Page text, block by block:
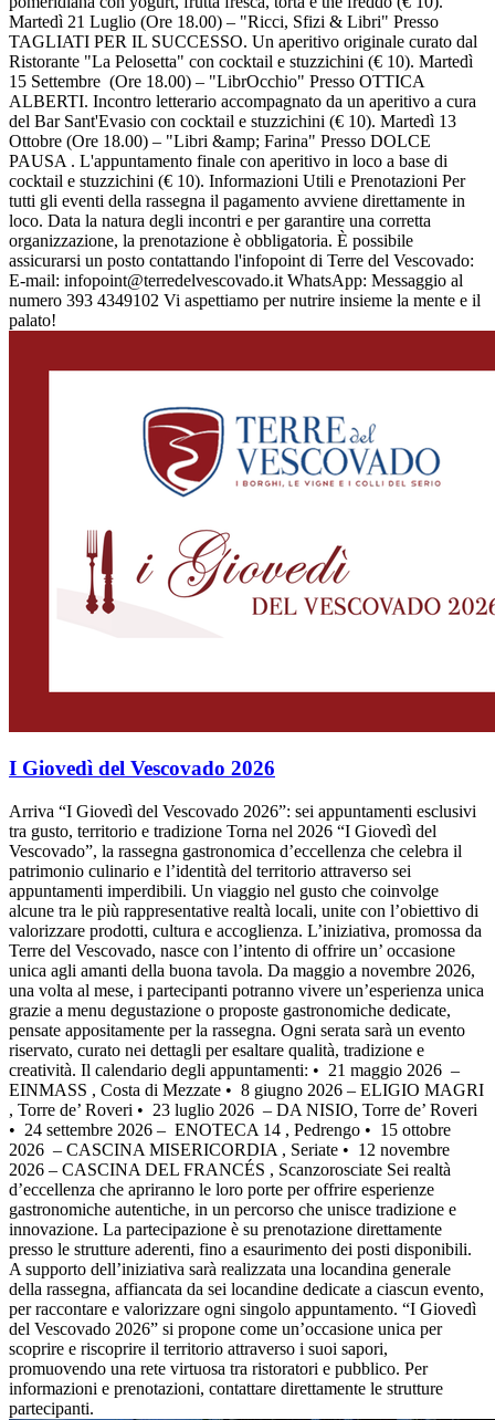
Martedì 21 Luglio (Ore 18.00) – "Ricci, Sfizi & Libri" Presso
TAGLIATI PER IL SUCCESSO. Un aperitivo originale curato dal
Ristorante "La Pelosetta" con cocktail e stuzzichini (€ 10). Martedì
15 Settembre (Ore 18.00) – "LibrOcchio" Presso OTTICA
ALBERTI. Incontro letterario accompagnato da un aperitivo a cura
del Bar Sant'Evasio con cocktail e stuzzichini (€ 10). Martedì 13
Ottobre (Ore 18.00) – "Libri &amp; Farina" Presso DOLCE
PAUSA . L'appuntamento finale con aperitivo in loco a base di
cocktail e stuzzichini (€ 10). Informazioni Utili e Prenotazioni Per
tutti gli eventi della rassegna il pagamento avviene direttamente in
loco. Data la natura degli incontri e per garantire una corretta
organizzazione, la prenotazione è obbligatoria. È possibile
assicurarsi un posto contattando l'infopoint di Terre del Vescovado:
E-mail: infopoint@terredelvescovado.it WhatsApp: Messaggio al
numero 393 4349102 Vi aspettiamo per nutrire insieme la mente e il
palato!
I Giovedì del Vescovado 2026
Arriva “I Giovedì del Vescovado 2026”: sei appuntamenti esclusivi
tra gusto, territorio e tradizione Torna nel 2026 “I Giovedì del
Vescovado”, la rassegna gastronomica d’eccellenza che celebra il
patrimonio culinario e l’identità del territorio attraverso sei
appuntamenti imperdibili. Un viaggio nel gusto che coinvolge
alcune tra le più rappresentative realtà locali, unite con l’obiettivo di
valorizzare prodotti, cultura e accoglienza. L’iniziativa, promossa da
Terre del Vescovado, nasce con l’intento di offrire un’ occasione
unica agli amanti della buona tavola. Da maggio a novembre 2026,
una volta al mese, i partecipanti potranno vivere un’esperienza unica
grazie a menu degustazione o proposte gastronomiche dedicate,
pensate appositamente per la rassegna. Ogni serata sarà un evento
riservato, curato nei dettagli per esaltare qualità, tradizione e
creatività. Il calendario degli appuntamenti: •⁠ ⁠ 21 maggio 2026 –
EINMASS , Costa di Mezzate •⁠ ⁠ 8 giugno 2026 – ELIGIO MAGRI
, Torre de’ Roveri •⁠ ⁠ 23 luglio 2026 – DA NISIO, Torre de’ Roveri
•⁠ ⁠ 24 settembre 2026 – ENOTECA 14 , Pedrengo •⁠ ⁠ 15 ottobre
2026 – CASCINA MISERICORDIA , Seriate •⁠ ⁠ 12 novembre
2026 – CASCINA DEL FRANCÉS , Scanzorosciate Sei realtà
d’eccellenza che apriranno le loro porte per offrire esperienze
gastronomiche autentiche, in un percorso che unisce tradizione e
innovazione. La partecipazione è su prenotazione direttamente
presso le strutture aderenti, fino a esaurimento dei posti disponibili.
A supporto dell’iniziativa sarà realizzata una locandina generale
della rassegna, affiancata da sei locandine dedicate a ciascun evento,
per raccontare e valorizzare ogni singolo appuntamento. “I Giovedì
del Vescovado 2026” si propone come un’occasione unica per
scoprire e riscoprire il territorio attraverso i suoi sapori,
promuovendo una rete virtuosa tra ristoratori e pubblico. Per
informazioni e prenotazioni, contattare direttamente le strutture
partecipanti.